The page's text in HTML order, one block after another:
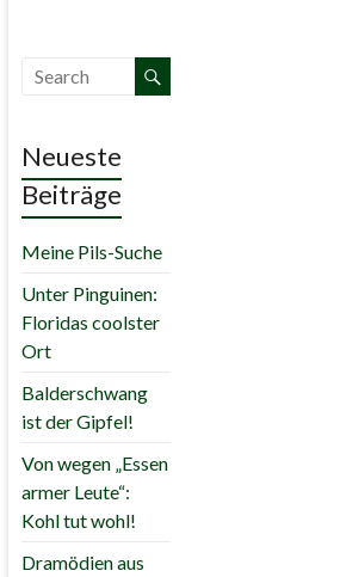
Neueste
Beiträge
Meine Pils-Suche
Unter Pinguinen:
Floridas coolster
Ort
Balderschwang
ist der Gipfel!
Von wegen „Essen
armer Leute“:
Kohl tut wohl!
Dramödien aus